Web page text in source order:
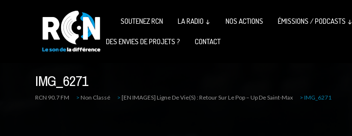
SOUTENEZ RCN LA RADIO ↓ NOS ACTIONS ÉMISSIONS / PODCASTS ↓
DES ENVIES DE PROJETS ? CONTACT
IMG_6271
RCN 90.7 FM > Non Classé > [EN IMAGES] Ligne De Vie(s) : Retour Sur Le Pop – Up De Saint-Max > IMG_6271